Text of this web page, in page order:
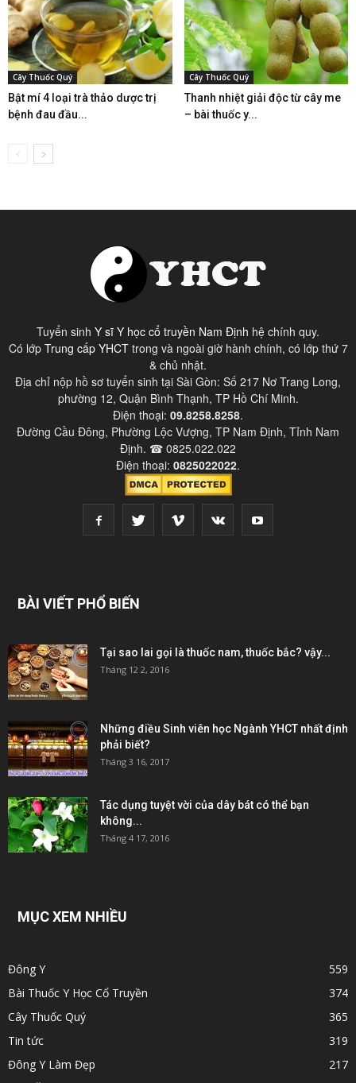
Cây Thuốc Quý
Bật mí 4 loại trà thảo dược trị
bệnh đau đầu...
Cây Thuốc Quý
Thanh nhiệt giải độc từ cây me
– bài thuốc y...
Tuyển sinh Y sĩ Y học cổ truyền Nam Định hệ chính quy.
Có lớp Trung cấp YHCTtrong và ngoài giờ hành chính, có lớp thứ 7
& chủ nhật.
Địa chỉ nộp hồ sơ tuyển sinh tại Sài Gòn: Số 217 Nơ Trang Long,
phường 12, Quận Bình Thạnh, TP Hồ Chí Minh.
Điện thoại: 09.8258.8258.
Đường Cầu Đông, Phường Lộc Vượng, TP Nam Định, Tỉnh Nam
Định. ☎ 0825.022.022
Điện thoại: 0825022022.
BÀI VIẾT PHỔ BIẾN
Tại sao lai gọi là thuốc nam, thuốc bắc? vậy...
Tháng 12 2, 2016
Những điều Sinh viên học Ngành YHCT nhất định
phải biết?
Tháng 3 16, 2017
Tác dụng tuyệt vời của dây bát có thể bạn
không...
Tháng 4 17, 2016
MỤC XEM NHIỀU
Đông Y
559
Bài Thuốc Y Học Cổ Truyền
374
Cây Thuốc Quý
365
Tin tức
319
Đông Y Làm Đẹp
217